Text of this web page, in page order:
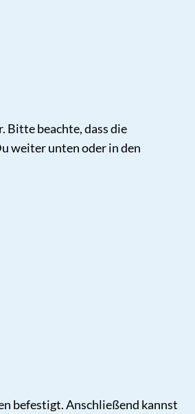
Bitte beachte, dass die
weiter unten oder in den
befestigt. Anschließend kannst